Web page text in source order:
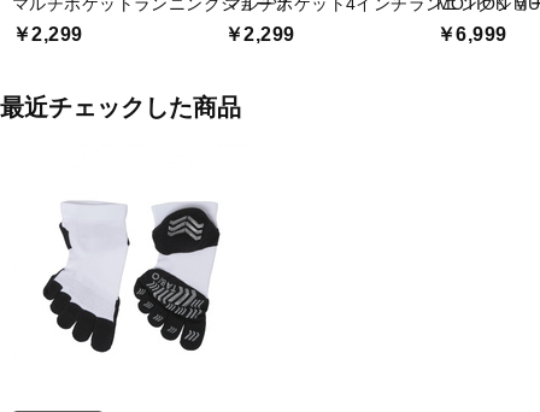
￥2,299 ￥2,299 ￥6,999
最近チェックした商品